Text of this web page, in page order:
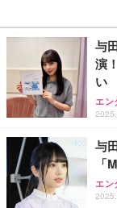
重
￥
証
【
グ
量
￥
【
フ
￥
【
ー
ort/
型
力
コ
￥
【
ミ
d
定
与
演
い
エン
与
「
エン